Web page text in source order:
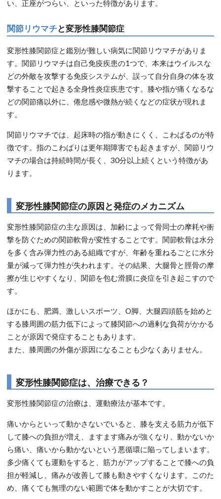
い、正座がつらい、といった特徴があります。
関節リウマチと変形性膝関節症
変形性膝関節症と鑑別が難しい病気に関節リウマチがありま
す。関節リウマチは自己免疫疾患の1つで、本来はウイルスな
どの外敵を攻撃する免疫システムが、誤って自分自身の体を攻
撃することで起きる全身性炎症疾患です。膝や指が痛くなるな
どの関節痛以外に、倦怠感や微熱が続くなどの症状が現れま
す。
関節リウマチでは、起床時の指が動きにくく、こわばるのが特
徴です。指のこわばりは更年期障害でも起きますが、関節リウ
マチの場合は持続時間が長く、30分以上続くという特徴があ
ります。
変形性膝関節症の原因と発症のメカニズム
変形性膝関節症の主な原因は、加齢によって骨同士の摩耗や衝
撃を防ぐための関節軟骨が変性することです。関節軟骨は水分
を多く含み弾力性のある組織ですが、年齢を重ねるごとに水分
量が減って弾力性が失われます。その結果、大腿骨と脛骨の摩
擦が生じやすくなり、関節を包む滑膜に炎症を引き起こすので
す。
ほかにも、肥満、激しいスポーツ、O脚、大腿四頭筋を始めと
する膝周囲の筋力低下によって膝関節への過剰な負荷がかかる
ことが原因で発症することもあります。
また、膝周囲の外傷が原因になることも少なくありません。
変形性膝関節症は、治療できる？
変形性膝関節症の治療は、運動療法が基本です。
痛いからといって動かさないでいると、膝を支える筋力が低下
して膝への負担が増え、ますます痛みが強くなり、動かないか
ら痛い、痛いから動かないという悪循環に陥ってしまいます。
多少痛くても運動をすると、筋力がアップすることで膝への負
担が軽減し、痛みが改善して膝も動きやすくなります。このた
め、痛くても無理のない範囲で体を動かすことが大切です。